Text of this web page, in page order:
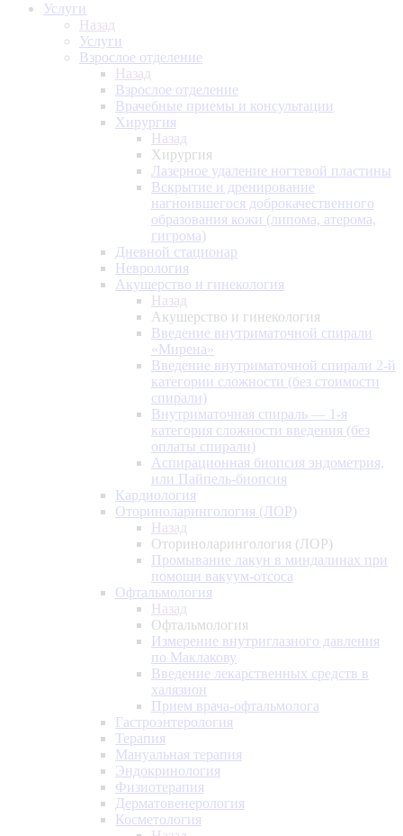
Услуги
Назад
Услуги
Взрослое отделение
Назад
Взрослое отделение
Врачебные приемы и консультации
Хирургия
Назад
Хирургия
Лазерное удаление ногтевой пластины
Вскрытие и дренирование
нагноившегося доброкачественного
образования кожи (липома, атерома,
гигрома)
Дневной стационар
Неврология
Акушерство и гинекология
Назад
Акушерство и гинекология
Введение внутриматочной спирали
«Мирена»
Введение внутриматочной спирали 2-й
категории сложности (без стоимости
спирали)
Внутриматочная спираль — 1-я
категория сложности введения (без
оплаты спирали)
Аспирационная биопсия эндометрия,
или Пайпель-биопсия
Кардиология
Оториноларингология (ЛОР)
Назад
Оториноларингология (ЛОР)
Промывание лакун в миндалинах при
помощи вакуум-отсоса
Офтальмология
Назад
Офтальмология
Измерение внутриглазного давления
по Маклакову
Введение лекарственных средств в
халязион
Прием врача-офтальмолога
Гастроэнтерология
Терапия
Мануальная терапия
Эндокринология
Физиотерапия
Дерматовенерология
Косметология